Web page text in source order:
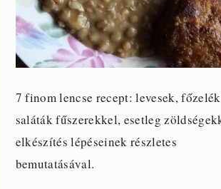
7 finom lencse recept: levesek,
saláták fűszerekkel, esetleg
elkészítés lépéseinek részletes
bemutatásával.